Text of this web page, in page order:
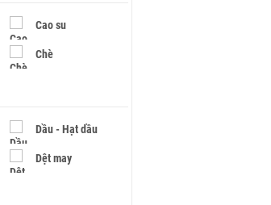
Cao su
Chè
Dầu - Hạt dầu
Dệt may